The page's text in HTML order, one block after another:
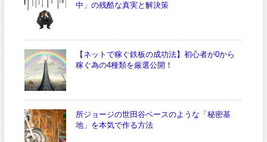
中」の残酷な真実と解決策
【ネットで稼ぐ鉄板の成功法】初心者が0から
稼ぐ為の4種類を厳選公開！
所ジョージの世田谷ベースのような「秘密基
地」を本気で作る方法